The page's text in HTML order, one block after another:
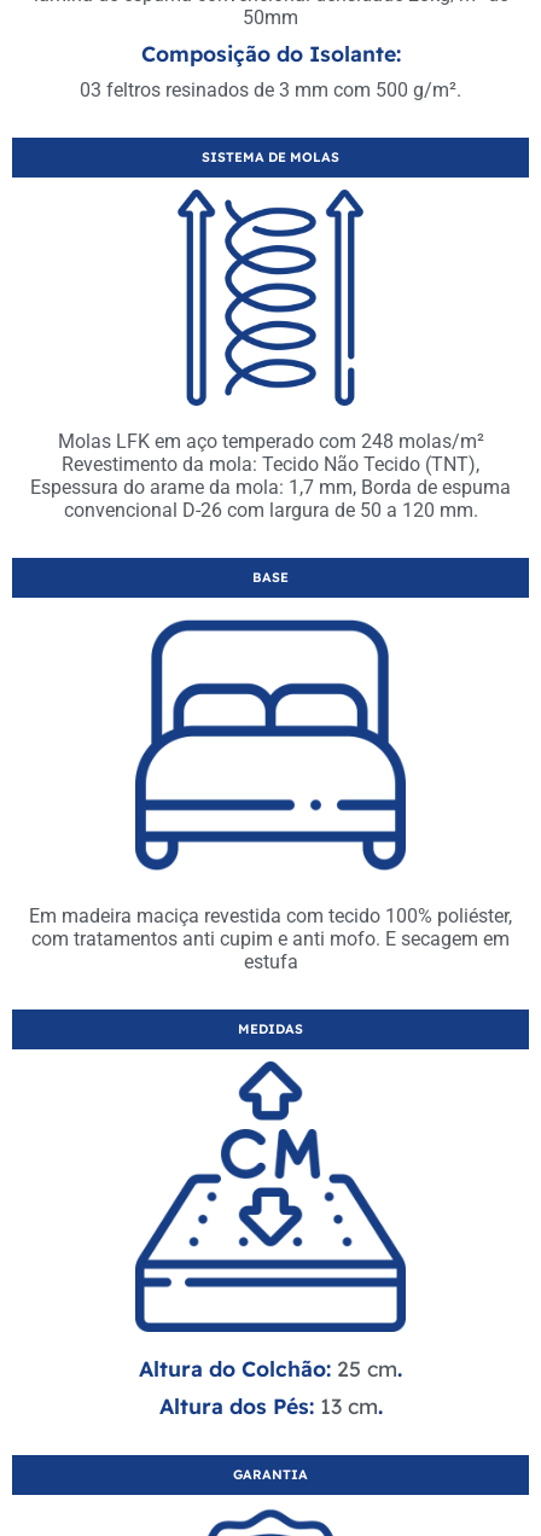
50mm
Composição do Isolante:
03 feltros resinados de 3 mm com 500 g/m².
SISTEMA DE MOLAS
Molas LFK em aço temperado com 248 molas/m²
Revestimento da mola: Tecido Não Tecido (TNT),
Espessura do arame da mola: 1,7 mm, Borda de espuma
convencional D-26 com largura de 50 a 120 mm.
BASE
Em madeira maciça revestida com tecido 100% poliéster,
com tratamentos anti cupim e anti mofo. E secagem em
estufa
MEDIDAS
Altura do Colchão: 25 cm.
Altura dos Pés: 13 cm.
GARANTIA